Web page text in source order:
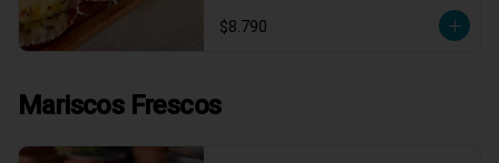
minutos y servir.
$8.790
Mariscos Frescos